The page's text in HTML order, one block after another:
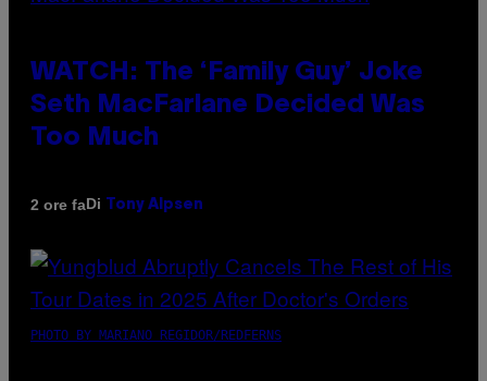
WATCH: The ‘Family Guy’ Joke
Seth MacFarlane Decided Was
Too Much
2 ore faDi Tony Alpsen
PHOTO BY MARIANO REGIDOR/REDFERNS